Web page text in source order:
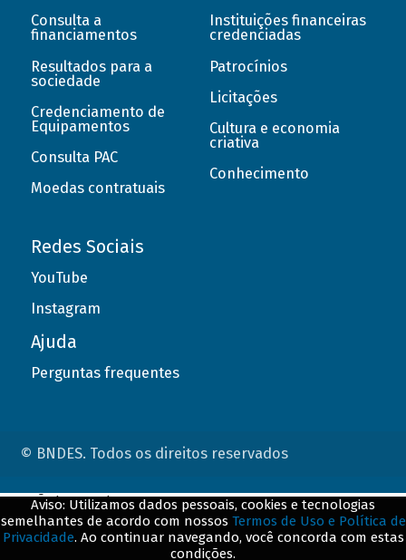
Consulta a
financiamentos
Resultados para a
sociedade
Credenciamento de
Equipamentos
Consulta PAC
Moedas contratuais
Instituições financeiras
credenciadas
Patrocínios
Licitações
Cultura e economia
criativa
Conhecimento
Redes Sociais
YouTube
Instagram
Ajuda
Perguntas frequentes
© BNDES. Todos os direitos reservados
Aviso: Utilizamos dados pessoais, cookies e tecnologias
semelhantes de acordo com nossos Termos de Uso e Política de
Privacidade. Ao continuar navegando, você concorda com estas
condições.
ConteÃºdo complementar
${title}${badge}